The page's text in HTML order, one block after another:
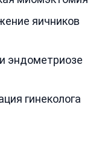
яичников
эндометриозе
гинеколога